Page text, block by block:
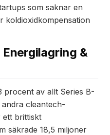
som saknar en
koldioxidkompensation
&
procent av allt Series B-
cleantech-
ett brittiskt
säkrade 18,5 miljoner